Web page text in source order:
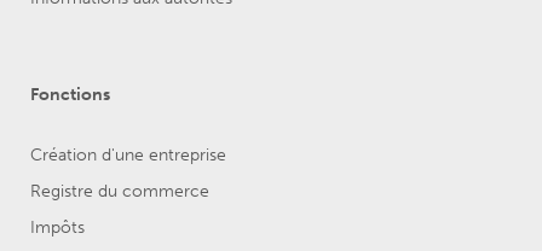
Fonctions
Création d'une entreprise
Registre du commerce
Impôts